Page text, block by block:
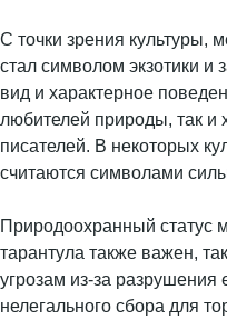
С точки зрения культуры,
стал символом экзотики и
вид и характерное
любителей природы, так и
писателей. В некоторых
считаются символами
Природоохранный статус
тарантула также важен,
угрозам из-за разрушения
нелегального сбора для